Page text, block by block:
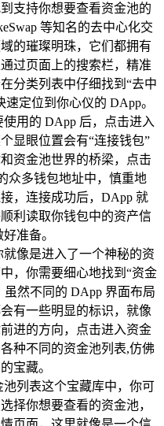
支持你想要查看资金池的
等知名的去中心化交
的璀璨明珠，它们都拥有
过页面上的搜索栏，精准
分类列表中仔细找到“去中
定位到你心仪的 DApp。
用的 DApp 后，点击进入
显眼位置会有“连接钱包”
资金池世界的桥梁，点击
众多钱包地址中，慎重地
，连接成功后，DApp 就
利读取你钱包中的资产信
准备。
像是进入了一个神秘的资
，你需要细心地找到“资金
虽然不同的 DApp 界面布局
有一些明显的标识，就像
进的方向，点击进入资金
种不同的资金池列表,仿佛
宝藏。
池列表这个宝藏库中，你可
择你想要查看的资金池，